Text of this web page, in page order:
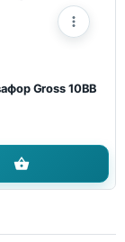
Gross 10BB